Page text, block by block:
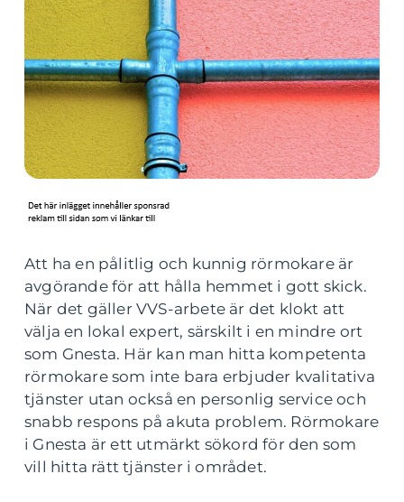
Att ha en pålitlig och kunnig rörmokare är
avgörande för att hålla hemmet i gott skick.
När det gäller VVS-arbete är det klokt att
välja en lokal expert, särskilt i en mindre ort
som Gnesta. Här kan man hitta kompetenta
rörmokare som inte bara erbjuder kvalitativa
tjänster utan också en personlig service och
snabb respons på akuta problem. Rörmokare
i Gnesta är ett utmärkt sökord för den som
vill hitta rätt tjänster i området.